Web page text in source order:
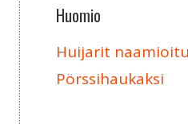
Huomio
Huijarit
Pörssihaukaksi